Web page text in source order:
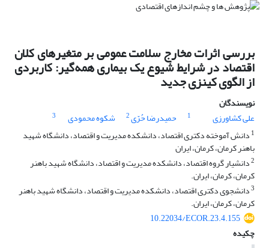
بررسی اثرات مخارج سلامت عمومی بر متغیرهای کلان
اقتصاد در شرایط شیوع یک بیماری همه‌گیر: کاربردی
از الگوی کینزی جدید
نویسندگان
علی کشاورزی
1 حمیدرضا حُرّی2 شکوه محمودی
3
1 دانش آموخته دکتری اقتصاد، دانشکده مدیریت و اقتصاد، دانشگاه شهید
باهنر کرمان، کرمان، ایران
2دانشیار گروه اقتصاد، دانشکده مدیریت و اقتصاد، دانشگاه شهید باهنر
کرمان، کرمان، ایران.
3دانشجوی دکتری اقتصاد، دانشکده مدیریت و اقتصاد، دانشگاه شهید باهنر
کرمان، کرمان، ایران.
10.22034/ECOR.23.4.155
چکیده